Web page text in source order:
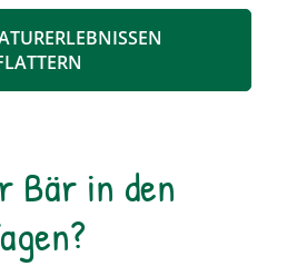
Bär in den